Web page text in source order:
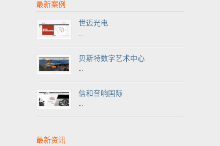
最新案例
世迈光电
贝斯特数字艺术中心
信和音响国际
最新资讯